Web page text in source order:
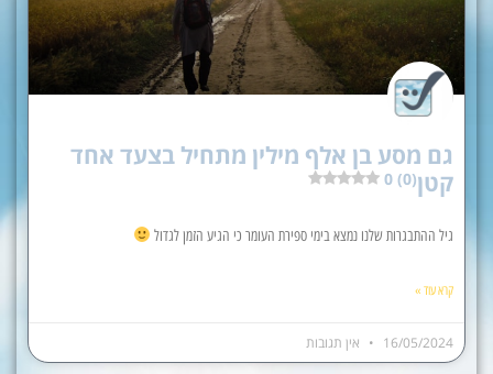
גם מסע בן אלף מילין מתחיל בצעד אחד
קטן0 (0)
גיל ההתבגרות שלנו נמצא בימי ספירת העומר כי הגיע הזמן לגדול
קרא עוד »
16/05/2024 אין תגובות